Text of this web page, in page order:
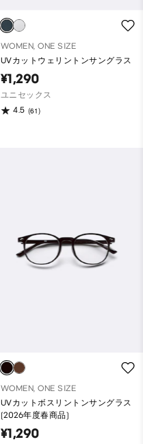
WOMEN, ONE SIZE
UVカットウェリントンサングラス
¥1,290
ユニセックス
4.5 (61)
WOMEN, ONE SIZE
UVカットボスリントンサングラス
(2026年度春商品)
¥1,290